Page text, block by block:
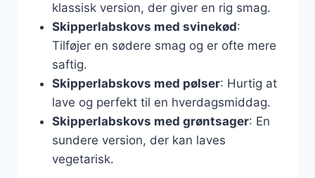
klassisk version, der giver en rig smag.
Skipperlabskovs med svinekød:
Tilføjer en sødere smag og er ofte mere
saftig.
Skipperlabskovs med pølser: Hurtig at
lave og perfekt til en hverdagsmiddag.
Skipperlabskovs med grøntsager: En
sundere version, der kan laves
vegetarisk.